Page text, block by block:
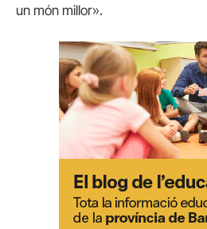
un món millor».